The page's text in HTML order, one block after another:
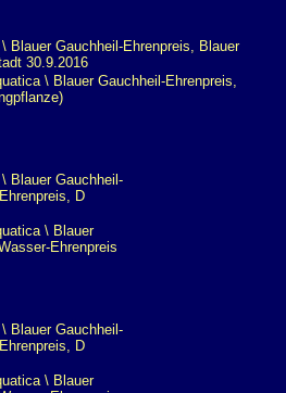
\ Blauer Gauchheil-Ehrenpreis,
\ Blauer
Ehrenpreis
\ Blauer